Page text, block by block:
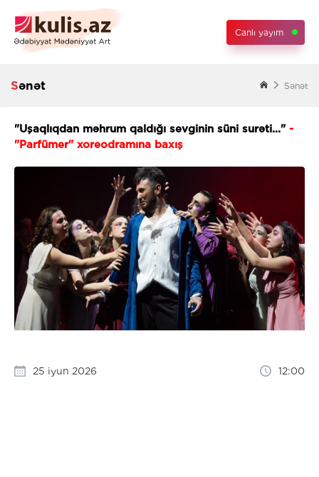
Canlı yayım
Sənət Sənət
"Uşaqlıqdan məhrum qaldığı sevginin süni surəti..." -
"Parfümer" xoreodramına baxış
25 iyun 2026 12:00